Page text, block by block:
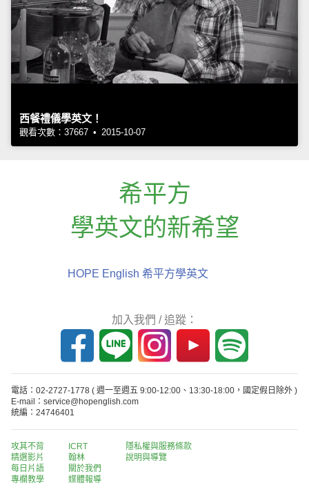
西餐禮儀學英文！
觀看次數：37667 • 2015-10-07
希平方
學英文的新希望
HOPE English 希平方學英文
加入我們 / 追蹤：
電話：02-2727-1778 ( 週一至週五 9:00-12:00、13:30-18:00，國定假日除外 )
E-mail：service@hopenglish.com
統編：24746401
攻其不背
精選影片
每日片語
專欄教學
ICRT
翰林
關於我們
媒體報導
隱私權與服務條款
說明與導覽